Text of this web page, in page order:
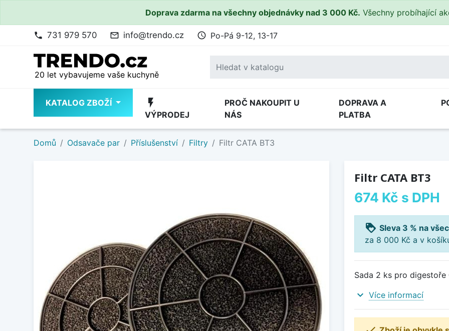
Doprava zdarma na všechny objednávky nad 3 000 Kč. Všechny probíhající
phone 731 979 570 mail_outline info@trendo.cz access_time Po-Pá 9-12, 13-17
20 let vybavujeme vaše kuchyně
KATALOG ZBOŽÍ flash_on
VÝPRODEJ
PROČ NAKOUPIT U
NÁS
DOPRAVA A
PLATBA
Domů Odsavače par Příslušenství Filtry Filtr CATA BT3
Filtr CATA BT3
674 Kč s DPH
loyalty Sleva 3 % na
za 8 000 Kč a v
Sada 2 ks pro digestoře
expand_more Více informací